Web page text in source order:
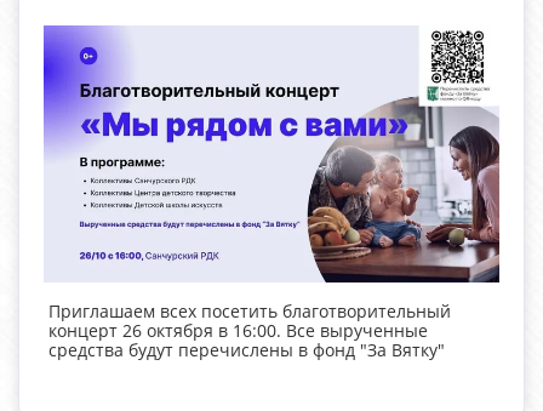
Приглашаем всех посетить благотворительный
концерт 26 октября в 16:00. Все вырученные
средства будут перечислены в фонд "За Вятку"